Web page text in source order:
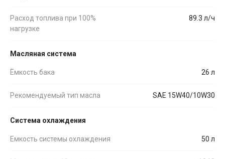
Расход топлива при 100%
нагрузке
89.3 л/ч
Масляная система
Ёмкость бака 26 л
Рекомендуемый тип масла SAE 15W40/10W30
Система охлаждения
Емкость системы охлаждения 50 л